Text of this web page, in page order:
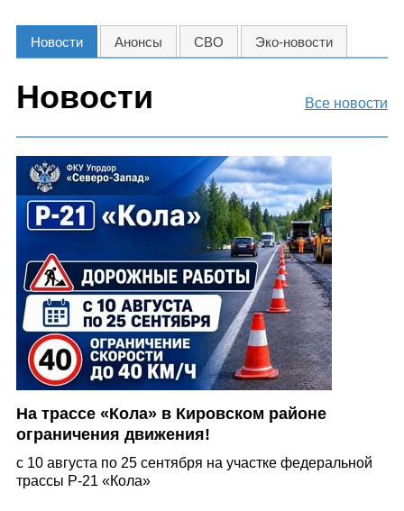
Новости Анонсы СВО Эко-новости
Новости Все новости
На трассе «Кола» в Кировском районе
ограничения движения!
с 10 августа по 25 сентября на участке федеральной
трассы Р-21 «Кола»